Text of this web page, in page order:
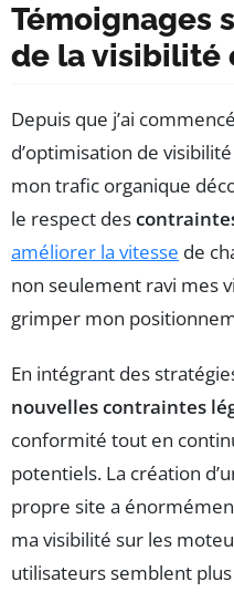
Témoignages
de la visibilité
Depuis que j’ai
d’optimisation de
mon trafic organique
le respect des
améliorer la vitesse de
non seulement ravi mes
grimper mon
En intégrant des
nouvelles contraintes
conformité tout en
potentiels. La création
propre site a
ma visibilité sur les
utilisateurs semblent